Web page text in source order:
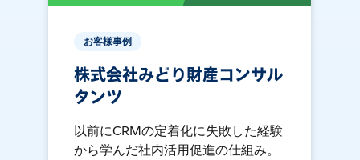
お客様事例
株式会社みどり財産コンサル
タンツ
以前にCRMの定着化に失敗した経験
から学んだ社内活用促進の仕組み。